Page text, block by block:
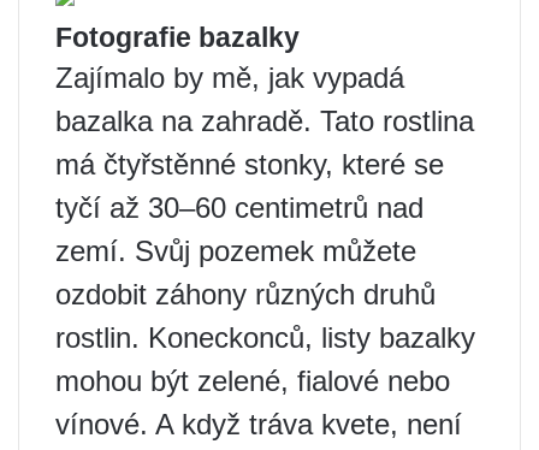
Fotografie bazalky
Zajímalo by mě, jak vypadá
bazalka na zahradě. Tato rostlina
má čtyřstěnné stonky, které se
tyčí až 30–60 centimetrů nad
zemí. Svůj pozemek můžete
ozdobit záhony různých druhů
rostlin. Koneckonců, listy bazalky
mohou být zelené, fialové nebo
vínové. A když tráva kvete, není